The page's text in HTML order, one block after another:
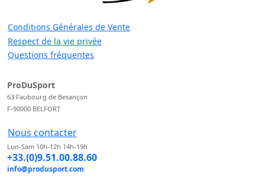
Conditions Générales de Vente
Respect de la vie privée
Questions fréquentes
ProDuSport
63 Faubourg de Besançon
F-90000 BELFORT
Nous contacter
Lun-Sam 10h-12h 14h-19h
+33.(0)9.51.00.88.60
info@produsport.com